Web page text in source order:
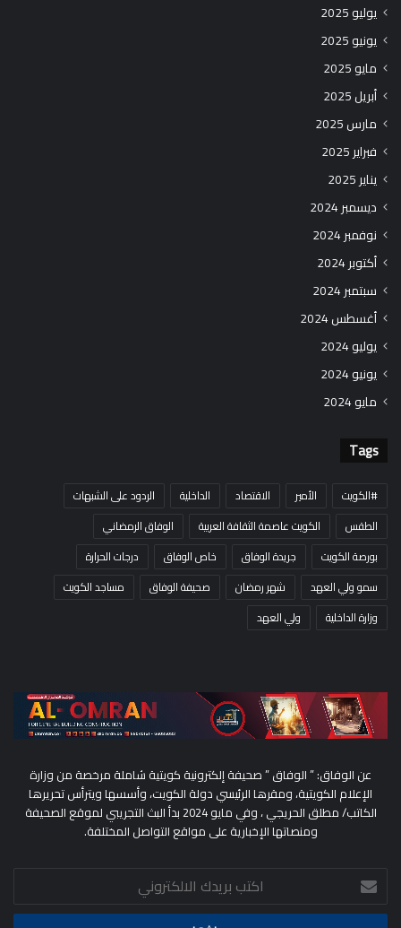
يوليو 2025
يونيو 2025
مايو 2025
أبريل 2025
مارس 2025
فبراير 2025
يناير 2025
ديسمبر 2024
نوفمبر 2024
أكتوبر 2024
سبتمبر 2024
أغسطس 2024
يوليو 2024
يونيو 2024
مايو 2024
Tags
#الكويت الأمير الاقتصاد الداخلية
الردود على الشبهات
الطقس
الكويت عاصمة الثقافة العربية
الوفاق الرمضاني
بورصة الكويت
جريدة الوفاق خاص الوفاق
درجات الحرارة
سمو ولي العهد
شهر رمضان صحيفة الوفاق
مساجد الكويت
وزارة الداخلية
ولي العهد
عن الوفاق: ” الوفاق ” صحيفة إلكترونية كويتية شاملة مرخصة من وزارة
الإعلام الكويتية، ومقرها الرئيسي دولة الكويت، وأسسها ويترأس تحريرها
الكاتب/ مطلق الحريجي ، وفي مايو 2024 بدأ البث التجريبي لموقع الصحيفة
ومنصاتها الإخبارية على مواقع التواصل المختلفة.
اكتب
بريدك
الالكتروني